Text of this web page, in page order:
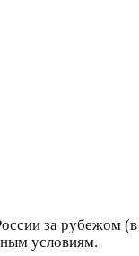
за рубежом
условиям.